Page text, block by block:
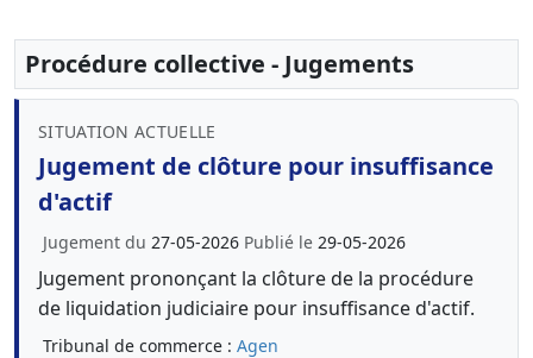
Procédure collective - Jugements
SITUATION ACTUELLE
Jugement de clôture pour insuffisance
d'actif
Jugement du 27-05-2026 Publié le 29-05-2026
Jugement prononçant la clôture de la procédure
de liquidation judiciaire pour insuffisance d'actif.
Tribunal de commerce : Agen